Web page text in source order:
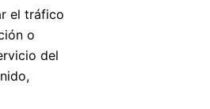
el tráfico
o
del